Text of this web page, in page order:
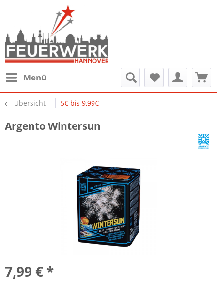
Menü
Übersicht 5€ bis 9,99€
Argento Wintersun
7,99 € *